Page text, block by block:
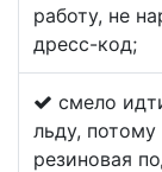
работу, не
дресс-код;
смело
льду, потому
резиновая